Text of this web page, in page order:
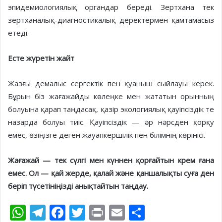
эпидемиологиялық органдар береді. Зертхана тек
зертханалық-диагностикалық деректермен қамтамасыз
етеді.
Есте жүретін жайт
Жазғы демалыс сергектік пен қуаныш сыйлауы керек.
Бұрын біз жағажайды көлеңке мен жататын орынның
болуына қарап таңдасақ, қазір экологиялық қауіпсіздік те
назарда болуы тиіс. Қауіпсіздік — әр нәрсден қорқу
емес, өзіңізге деген жауапкершілік пен білімнің көрінісі.
Жағажай — тек сүлгі мен күннен қорғайтын крем ғана
емес. Ол — қай жерде, қалай және қаншалықты суғаден
беріп түсетініңізді анықтайтын таңдау.
W T F T Pr E